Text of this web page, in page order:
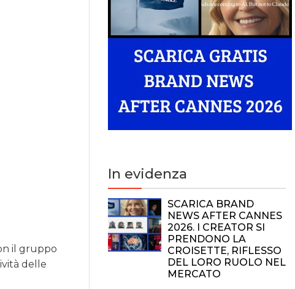
il gruppo
delle
In evidenza
SCARICA BRAND
NEWS AFTER CANNES
2026. I CREATOR SI
PRENDONO LA
CROISETTE, RIFLESSO
DEL LORO RUOLO NEL
MERCATO